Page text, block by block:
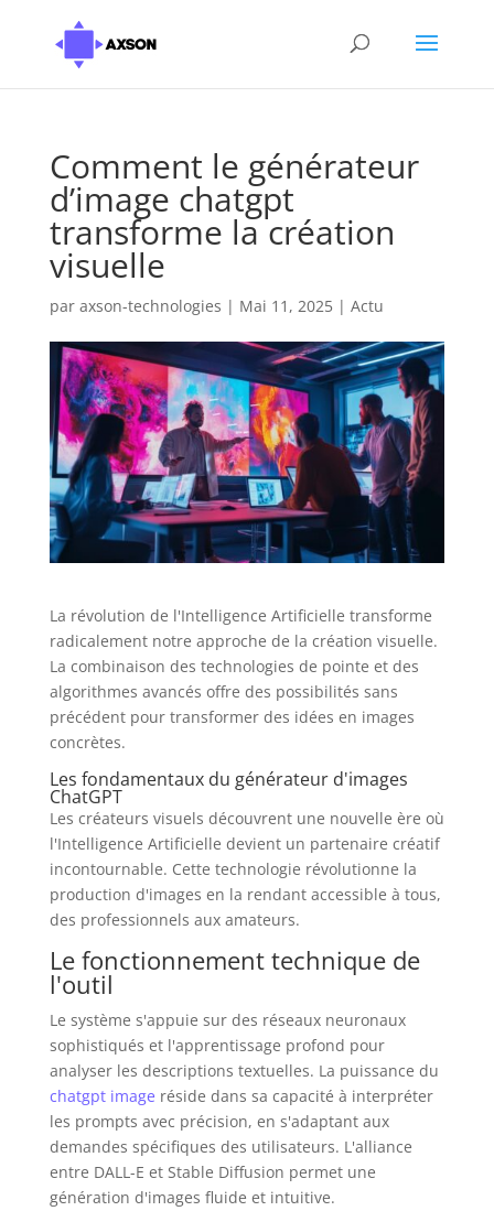
Comment le générateur
d’image chatgpt
transforme la création
visuelle
par axson-technologies | Mai 11, 2025| Actu
La révolution de l'Intelligence Artificielle transforme
radicalement notre approche de la création visuelle.
La combinaison des technologies de pointe et des
algorithmes avancés offre des possibilités sans
précédent pour transformer des idées en images
concrètes.
Les fondamentaux du générateur d'images
ChatGPT
Les créateurs visuels découvrent une nouvelle ère où
l'Intelligence Artificielle devient un partenaire créatif
incontournable. Cette technologie révolutionne la
production d'images en la rendant accessible à tous,
des professionnels aux amateurs.
Le fonctionnement technique de
l'outil
Le système s'appuie sur des réseaux neuronaux
sophistiqués et l'apprentissage profond pour
analyser les descriptions textuelles. La puissance du
chatgpt image réside dans sa capacité à interpréter
les prompts avec précision, en s'adaptant aux
demandes spécifiques des utilisateurs. L'alliance
entre DALL-E et Stable Diffusion permet une
génération d'images fluide et intuitive.